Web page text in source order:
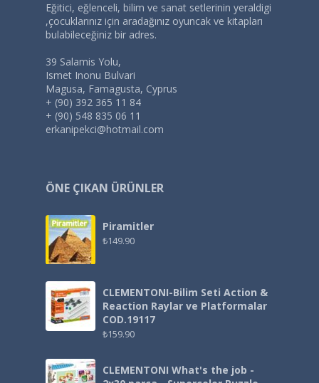
Eğitici, eğlenceli, bilim ve sanat setlerinin yeraldigi
,çocuklarınız için aradağınız oyuncak ve kitapları
bulabileceğiniz bir adres.
39 Salamis Yolu,
Ismet Inonu Bulvari
Magusa, Famagusta, Cyprus
+ (90) 392 365 11 84
+ (90) 548 835 06 11
erkanipekci@hotmail.com
ÖNE ÇIKAN ÜRÜNLER
Piramitler
₺149.90
CLEMENTONI-Bilim Seti Action &
Reaction Raylar ve Platformalar
COD.19117
₺159.90
CLEMENTONI What's the job -